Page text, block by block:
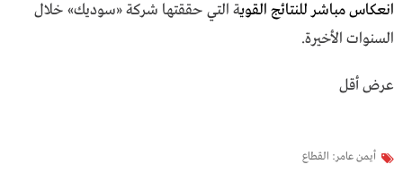
انعكاس مباشر للنتائج القوية التي حققتها شركة «سوديك» خلال
السنوات الأخيرة.
عرض أقل
أيمن عامر: القطاع